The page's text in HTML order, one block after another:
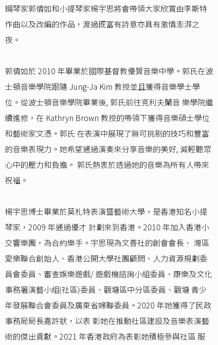
鋼琴家郭倩如和小提琴家楊宇思將會帶領大家欣賞由李斯特
作曲以及改編的作品，渡過既富有詩意亦具有激情澎湃之
夜。
郭倩如於 2010 年畢業於國際基督教優質音樂中學。郭氏在波
士頓音樂學院跟隨 Jung-Ja Kim 教授並且獲得音樂學士學
位。從波士頓音樂學院畢業後, 郭氏前往克利夫蘭音 樂學院繼
續進修，在 Kathryn Brown 教授的帶領下獲得音樂碩士學位
和藝術家文憑。郭氏 在表演中展現了無可挑剔的技巧和豐富
的音樂表現力。她希望通過演奏來分享音樂的美好, 減輕聽眾
心中的壓力和負擔。 郭氏熱衷於透過她的音樂為所有人帶來
祝福。
楊宇思博士畢業於莫札特表演暨藝術大學，是香港知名小提
琴家，2009 年通過優才 計劃來到香港。2010 年加入香港小
交響樂團，為合約樂手。宇思現為文善社的創會會長、 灣區
愛樂聯合創始人、香港公開大學社團顧問、人力資源規劃委
員會委員、審查娛樂遊戲/ 遊戲機諮詢小組委員、康樂及文化
事務署演藝小組(社區)委員、觀塘區中分區委員、觀塘 青少
年發展聯合會委員及廣東省婦聯委員。2020 年她獲得了民政
事務局局長嘉許狀，以表 彰她在推動社區建設及音樂表演藝
術的傑出貢獻。2021 年香港政府為表彰她積極參與社區 服